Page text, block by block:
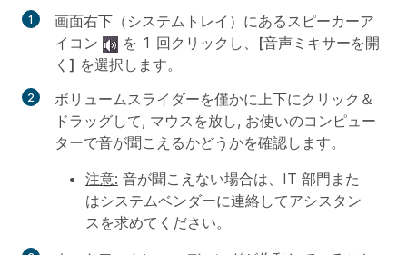
画面右下（システムトレイ）にあるスピーカーア
イコン
を 1 回クリックし、 [音声ミキサーを開
く] を選択します。
ボリュームスライダーを僅かに上下にクリック＆
ドラッグして, マウスを放し, お使いのコンピュー
ターで音が聞こえるかどうかを確認します。
注意: 音が聞こえない場合は、IT 部門また
はシステムベンダーに連絡してアシスタン
スを求めてください。